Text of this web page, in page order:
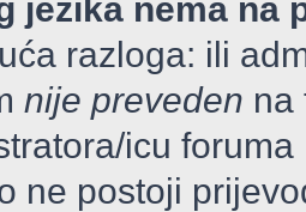
jezika nema na
razloga: ili
nije preveden na
icu
ne postoji